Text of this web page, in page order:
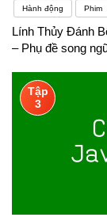
Hành động Phim
Lính Thủy Đánh
– Phụ đề song
Tập
3